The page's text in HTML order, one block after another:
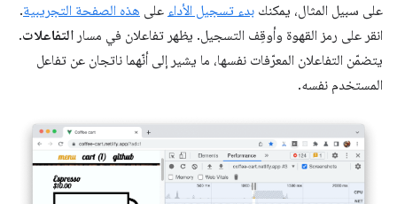
على سبيل المثال، يمكنك بدء تسجيل الأداء على هذه الصفحة التجريبية.
انقر على رمز القهوة وأوقِف التسجيل. يظهر تفاعلان في مسار التفاعلات.
يتضمّن التفاعلان المعرّفات نفسها، ما يشير إلى أنّهما ناتجان عن تفاعل
المستخدم نفسه.